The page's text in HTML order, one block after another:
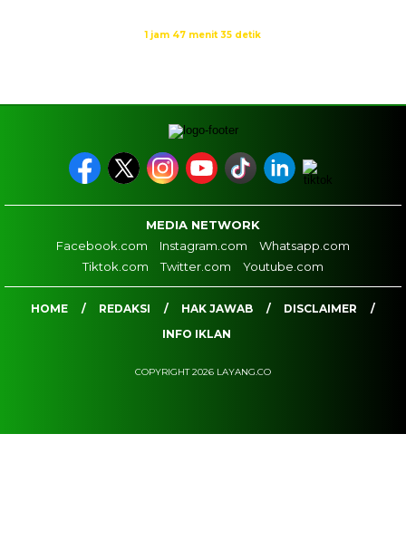
1 jam 47 menit 35 detik
MEDIA NETWORK
Facebook.com
Instagram.com
Whatsapp.com
Tiktok.com
Twitter.com Youtube.com
HOME REDAKSI HAK JAWAB
DISCLAIMER
INFO IKLAN
COPYRIGHT 2026 LAYANG.CO